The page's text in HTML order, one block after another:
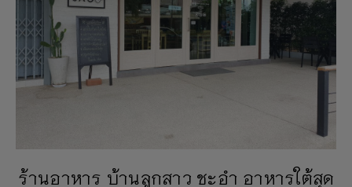
ร้านอาหาร บ้านลูกสาว ชะอำ อาหารใต้สุด